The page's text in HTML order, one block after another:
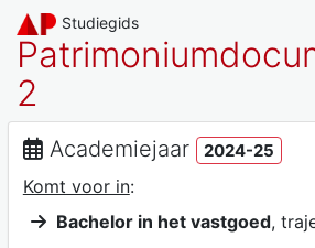
Studiegids
2
Academiejaar 2024-25
Komt voor in:
Bachelor in het vastgoed,